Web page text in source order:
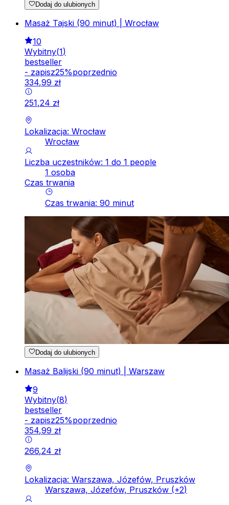
Dodaj do ulubionych
Masaż Tajski (90 minut) | Wrocław
10
Wybitny(1)
bestseller
- zapisz25%poprzednio
334,99 zł
251,24 zł
Lokalizacja: Wrocław
Wrocław
Liczba uczestników: 1 do 1 people
1 osoba
Czas trwania
Czas trwania: 90 minut
Dodaj do ulubionych
Masaż Balijski (90 minut) | Warszaw
9
Wybitny(8)
bestseller
- zapisz25%poprzednio
354,99 zł
266,24 zł
Lokalizacja: Warszawa, Józefów, Pruszków
Warszawa, Józefów, Pruszków (+2)